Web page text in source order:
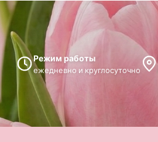
Режим работы
ежедневно и круглосуточно